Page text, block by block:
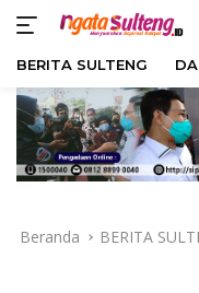
Langsung
konten
BERITA SULTENG
Beranda BERITA